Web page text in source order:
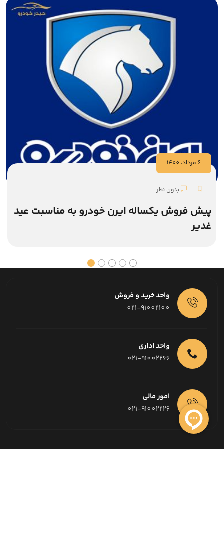
6 مرداد، 1400
بدون نظر
پیش فروش یکساله ایرن خودرو به مناسبت عید
غدیر
واحد خرید و فروش
021-91002100
واحد اداری
021-91002266
امور مالی
021-91002226